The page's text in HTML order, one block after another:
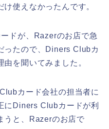
使えなかったんです。
ドが、Razerのお店で急
ったので、Diners Clubカ
を聞いてみました。
カード会社の担当者に
にDiners Clubカードが利
うと、Razerのお店で